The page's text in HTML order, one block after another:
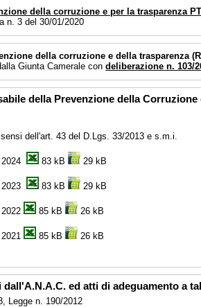
della corruzione e per la trasparenza
n. 3 del 30/01/2020
della corruzione e della trasparenza
Giunta Camerale condeliberazione n. 103/
della Prevenzione della Corruzione
dell'art. 43 del D.Lgs. 33/2013 e s.m.i.
83 kB 29 kB
83 kB 29 kB
85 kB 26 kB
85 kB 26 kB
ed atti di adeguamento a
Legge n. 190/2012